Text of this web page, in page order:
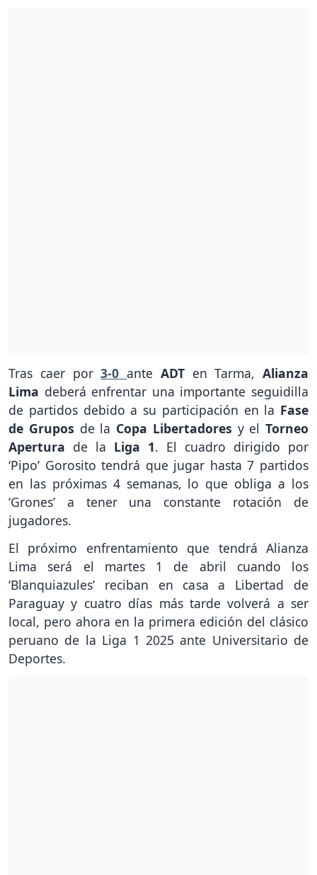
Tras caer por3-0 ante ADTen Tarma, Alianza
Lima deberá enfrentar una importante seguidilla
de partidos debido a su participación en la Fase
de Grupos de la Copa Libertadores y el Torneo
Apertura de la Liga 1. El cuadro dirigido por
‘Pipo’ Gorosito tendrá que jugar hasta 7 partidos
en las próximas 4 semanas, lo que obliga a los
‘Grones’ a tener una constante rotación de
jugadores.
El próximo enfrentamiento que tendrá Alianza
Lima será el martes 1 de abril cuando los
‘Blanquiazules’ reciban en casa a Libertad de
Paraguay y cuatro días más tarde volverá a ser
local, pero ahora en la primera edición del clásico
peruano de la Liga 1 2025 ante Universitario de
Deportes.